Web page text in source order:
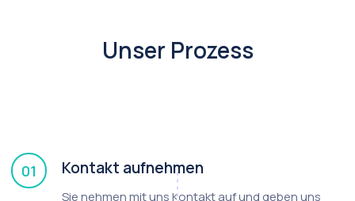
Unser Prozess
Kontakt aufnehmen
Sie nehmen mit uns Kontakt auf und geben uns
01